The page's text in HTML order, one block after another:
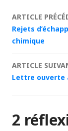
des
articles
ARTICLE
Rejets
chimique
ARTICLE
Lettre ouverte
2